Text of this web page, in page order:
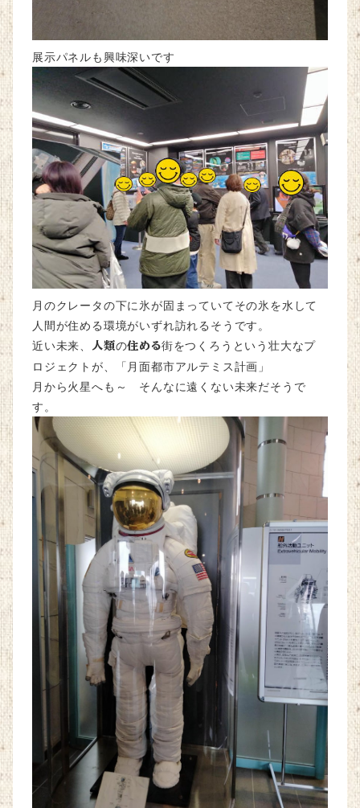
展示パネルも興味深いです
月のクレータの下に氷が固まっていてその氷を水して
人間が住める環境がいずれ訪れるそうです。
近い未来、 人類の住める街をつくろうという壮大なプ
ロジェクトが、「月面都市アルテミス計画」
月から火星へも～ そんなに遠くない未来だそうで
す。